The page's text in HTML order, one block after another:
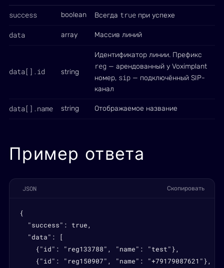
success boolean Всегда true при успехе
data array Массив линий
data[].id string
Идентификатор линии. Префикс
reg — арендованный у Voximplant
номер, sip — подключённый SIP-
канал
data[].name string Отображаемое название
Пример ответа
JSON Скопировать
{
  "success": true,
  "data": [
    {"id": "reg133788", "name": "test"},
    {"id": "reg150907", "name": "+79179087621"},